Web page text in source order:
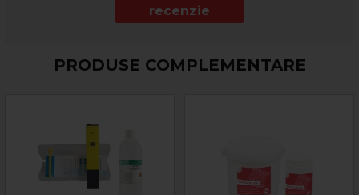
recenzie
PRODUSE COMPLEMENTARE